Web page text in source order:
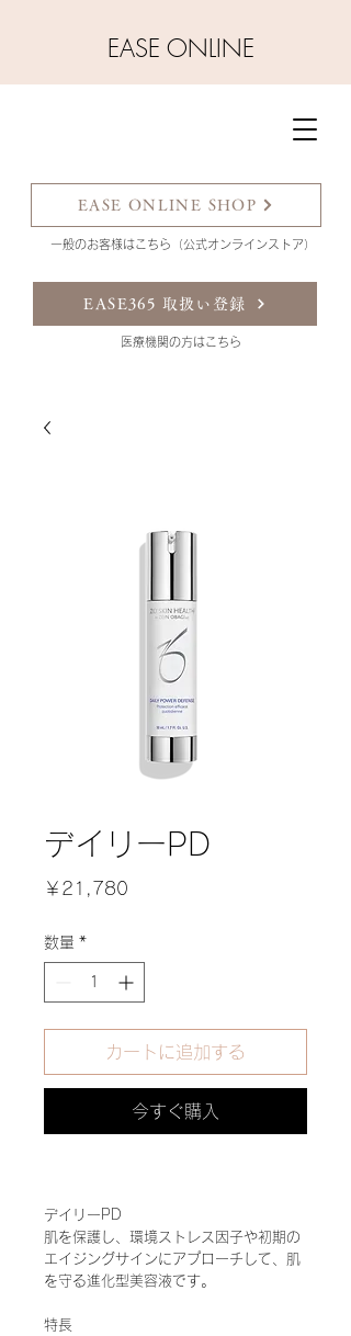
​EASE ONLINE
一般のお客様はこちら（公式オンラインストア）
​医療機関の方はこちら
EASE ONLINE SHOP
EASE365 取扱い登録
デイリーPD
￥21,780
数量 *
カートに追加する
今すぐ購入
デイリーPD
肌を保護し、環境ストレス因子や初期の
エイジングサインにアプローチして、肌
を守る進化型美容液です。
特長